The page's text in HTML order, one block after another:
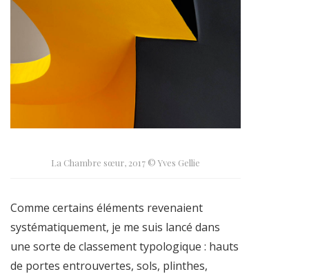
La Chambre sœur, 2017 © Yves Gellie
Comme certains éléments revenaient
systématiquement, je me suis lancé dans
une sorte de classement typologique : hauts
de portes entrouvertes, sols, plinthes,